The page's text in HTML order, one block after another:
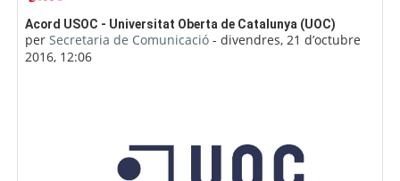
Acord USOC - Universitat Oberta de Catalunya (UOC)
perSecretaria de Comunicació -divendres, 21 d’octubre
2016, 12:06
Nombre de respostes: 0